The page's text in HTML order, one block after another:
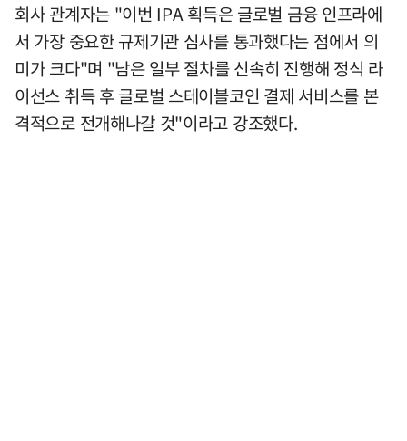
회사 관계자는 "이번 IPA 획득은 글로벌 금융 인프라에
서 가장 중요한 규제기관 심사를 통과했다는 점에서 의
미가 크다"며 "남은 일부 절차를 신속히 진행해 정식 라
이선스 취득 후 글로벌 스테이블코인 결제 서비스를 본
격적으로 전개해나갈 것"이라고 강조했다.